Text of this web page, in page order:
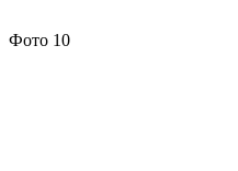
Фото 10